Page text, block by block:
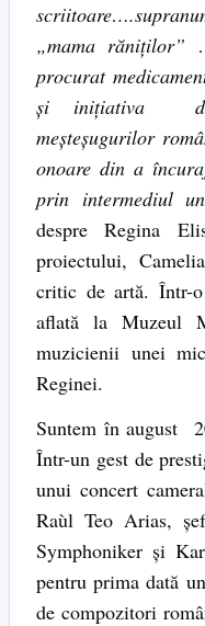
„mama
procurat
şi iniţiativa de
meşteşugurilor
onoare din a
prin intermediul
despre Regina
proiectului,
critic de artă. Într-
aflată la Muzeul
muzicienii unei
Reginei.
Suntem în august
Într-un gest de
unui concert
Raùl Teo Arias,
Symphoniker şi
pentru prima dată
de compozitori